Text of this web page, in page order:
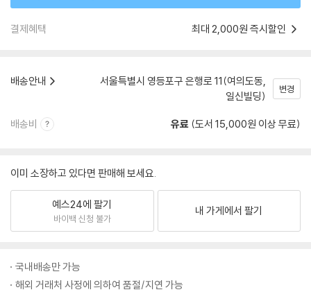
결제혜택 최대 2,000원 즉시할인
배송안내
서울특별시 영등포구 은행로 11(여의도동,
일신빌딩)
변경
배송비 유료 (도서 15,000원 이상 무료)
이미 소장하고 있다면 판매해 보세요.
예스24에 팔기
바이백 신청 불가
내 가게에서 팔기
국내배송만 가능
해외 거래처 사정에 의하여 품절/지연 가능